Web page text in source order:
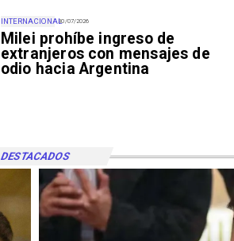
30/07/2026
Milei prohíbe ingreso de
extranjeros con mensajes de
odio hacia Argentina
INTERNACIONAL
DESTACADOS